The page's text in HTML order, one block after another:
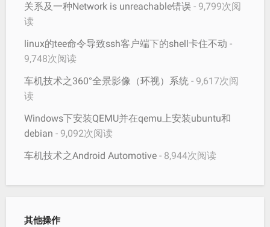
关系及一种Network is unreachable错误 - 9,799次阅
读
linux的tee命令导致ssh客户端下的shell卡住不动 -
9,748次阅读
车机技术之360°全景影像（环视）系统 - 9,617次阅
读
Windows下安装QEMU并在qemu上安装ubuntu和
debian - 9,092次阅读
车机技术之Android Automotive - 8,944次阅读
其他操作